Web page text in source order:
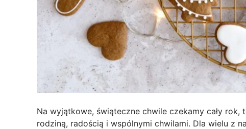
Na wyjątkowe, świąteczne chwile czekamy cały
rodziną, radością i wspólnymi chwilami. Dla wielu z